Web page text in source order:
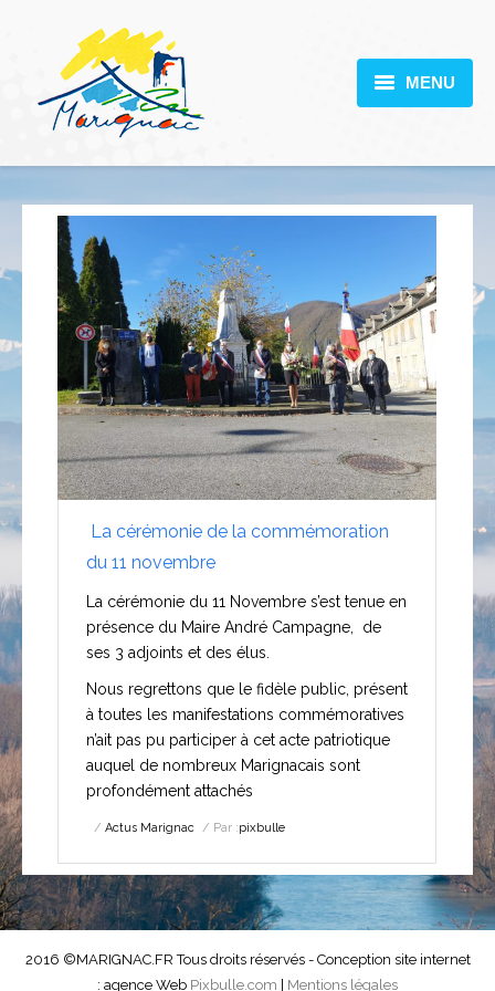
MENU
DÉCOUVERTE
VIE PRATIQUE
SCOLARITÉ
ACTUALITÉS
CONTACT
La cérémonie de la commémoration
du 11 novembre
La cérémonie du 11 Novembre s’est tenue en
présence du Maire André Campagne, de
ses 3 adjoints et des élus.
Nous regrettons que le fidèle public, présent
à toutes les manifestations commémoratives
n’ait pas pu participer à cet acte patriotique
auquel de nombreux Marignacais sont
profondément attachés
Actus Marignac Par :pixbulle
2016 ©MARIGNAC.FR Tous droits réservés - Conception site internet
: agence Web Pixbulle.com Mentions légales